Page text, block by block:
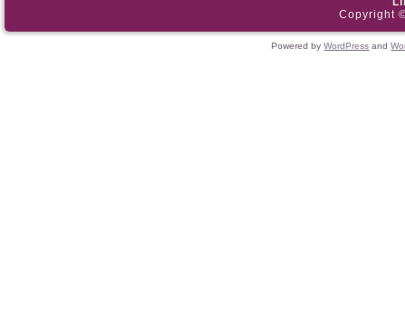
Copyright
Powered byWordPress and